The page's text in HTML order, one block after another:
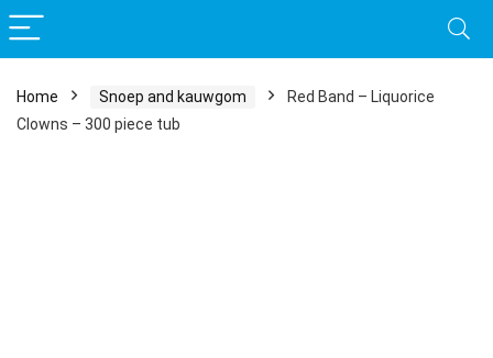
Home Snoep and kauwgom
Red Band – Liquorice
Clowns – 300 piece tub